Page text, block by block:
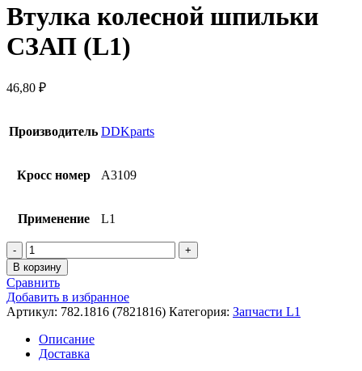
Втулка колесной шпильки
СЗАП (L1)
46,80 ₽
Производитель DDKparts
Кросс номер A3109
Применение L1
Количество
товара
Втулка
колесной
шпильки
СЗАП
(L1)
В корзину
Сравнить
Добавить в избранное
Артикул: 782.1816 (7821816) Категория: Запчасти L1
Описание
Доставка